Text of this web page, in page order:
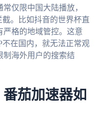
仅限中国大陆播放，
。比如抖音的世界杯直
严格的地域管控。这意
在国内，就无法正常观
制海外用户的搜索结
茄加速器如